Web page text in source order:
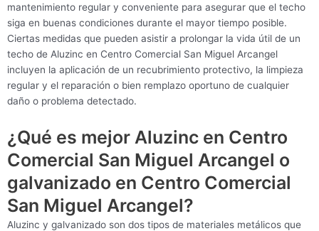
mantenimiento regular y conveniente para asegurar que el techo
siga en buenas condiciones durante el mayor tiempo posible.
Ciertas medidas que pueden asistir a prolongar la vida útil de un
techo de Aluzinc en Centro Comercial San Miguel Arcangel
incluyen la aplicación de un recubrimiento protectivo, la limpieza
regular y el reparación o bien remplazo oportuno de cualquier
daño o problema detectado.
¿Qué es mejor Aluzinc en Centro
Comercial San Miguel Arcangel o
galvanizado en Centro Comercial
San Miguel Arcangel?
Aluzinc y galvanizado son dos tipos de materiales metálicos que